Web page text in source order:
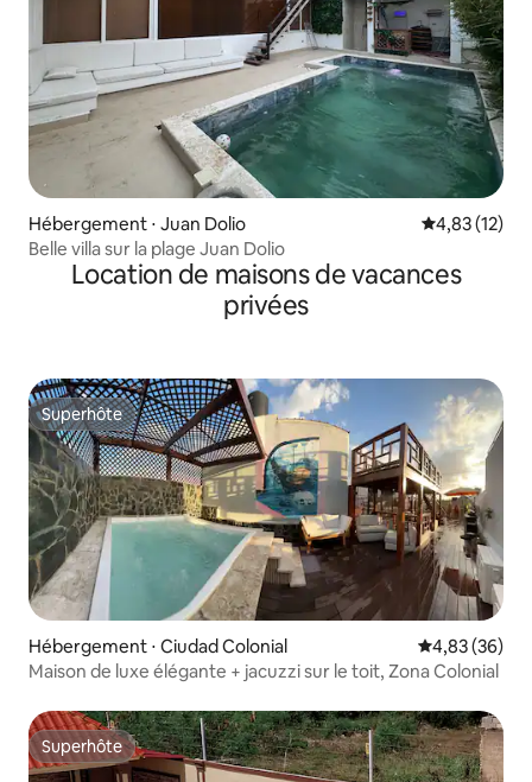
Hébergement ⋅ Juan Dolio Évaluation
4,83 (12)
Belle villa sur la plage Juan Dolio
Location de maisons de vacances
privées
Superhôte
Superhôte
Hébergement ⋅ Ciudad Colonial Évaluation
4,83 (36)
Maison de luxe élégante + jacuzzi sur le toit, Zona Colonial
Superhôte
Superhôte